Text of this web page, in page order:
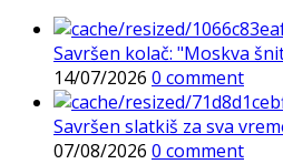
Savršen kolač: "Moskva
14/07/2026 0 comment
Savršen slatkiš za sva
07/08/2026 0 comment